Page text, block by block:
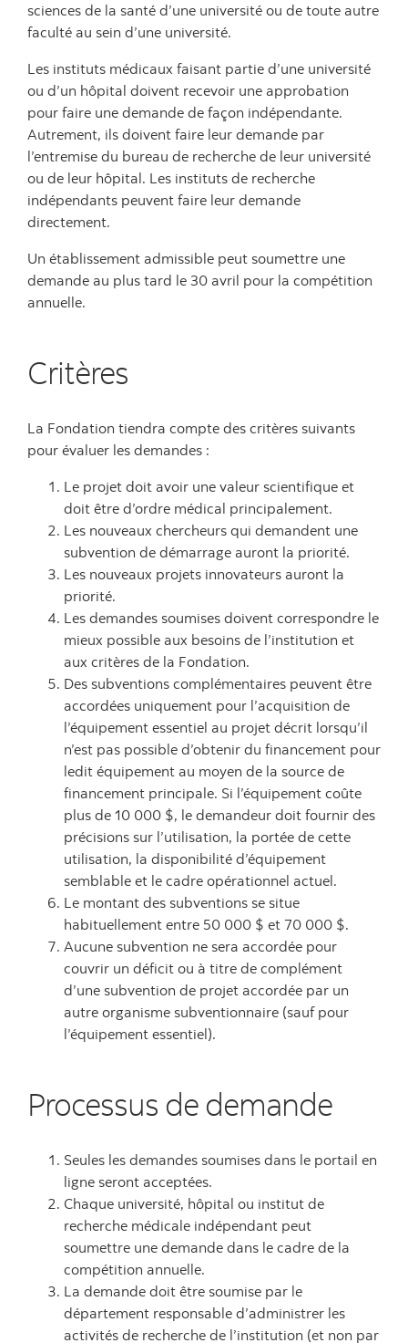
sciences de la santé d’une université ou de toute autre
faculté au sein d’une université.
Les instituts médicaux faisant partie d’une université
ou d’un hôpital doivent recevoir une approbation
pour faire une demande de façon indépendante.
Autrement, ils doivent faire leur demande par
l’entremise du bureau de recherche de leur université
ou de leur hôpital. Les instituts de recherche
indépendants peuvent faire leur demande
directement.
Un établissement admissible peut soumettre une
demande au plus tard le 30 avril pour la compétition
annuelle.
Critères
La Fondation tiendra compte des critères suivants
pour évaluer les demandes :
Le projet doit avoir une valeur scientifique et
doit être d’ordre médical principalement.
Les nouveaux chercheurs qui demandent une
subvention de démarrage auront la priorité.
Les nouveaux projets innovateurs auront la
priorité.
Les demandes soumises doivent correspondre le
mieux possible aux besoins de l’institution et
aux critères de la Fondation.
Des subventions complémentaires peuvent être
accordées uniquement pour l’acquisition de
l’équipement essentiel au projet décrit lorsqu’il
n’est pas possible d’obtenir du financement pour
ledit équipement au moyen de la source de
financement principale. Si l’équipement coûte
plus de 10 000 $, le demandeur doit fournir des
précisions sur l’utilisation, la portée de cette
utilisation, la disponibilité d’équipement
semblable et le cadre opérationnel actuel.
Le montant des subventions se situe
habituellement entre 50 000 $ et 70 000 $.
Aucune subvention ne sera accordée pour
couvrir un déficit ou à titre de complément
d’une subvention de projet accordée par un
autre organisme subventionnaire (sauf pour
l’équipement essentiel).
Processus de demande
Seules les demandes soumises dans le portail en
ligne seront acceptées.
Chaque université, hôpital ou institut de
recherche médicale indépendant peut
soumettre une demande dans le cadre de la
compétition annuelle.
La demande doit être soumise par le
département responsable d’administrer les
activités de recherche de l’institution (et non par